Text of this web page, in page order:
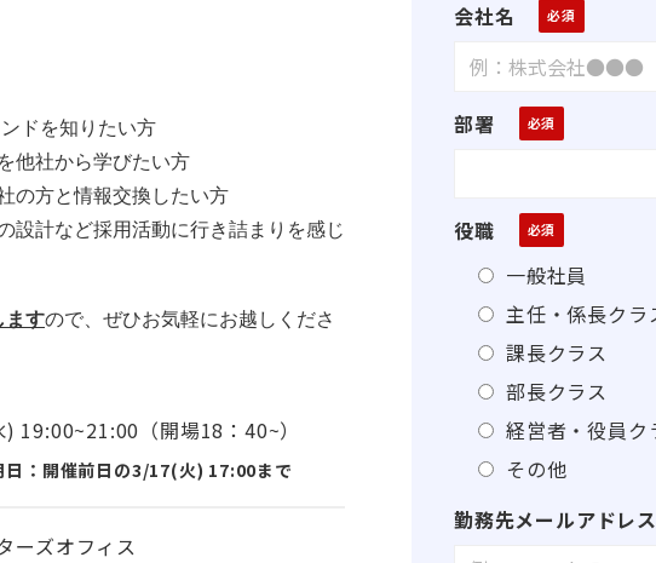
ドを知りたい方
他社から学びたい方
の方と情報交換したい方
設計など採用活動に行き詰まりを感じ
ますので、ぜひお気軽にお越しくださ
19:00~21:00（開場18：40~）
：開催前日の3/17(火) 17:00まで
ーズオフィス
会社名
部署
役職
一般社員
主任・係長クラ
課長クラス
部長クラス
経営者・役員ク
その他
勤務先メールアドレス